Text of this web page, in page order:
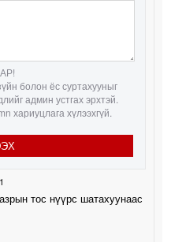
болон ёс суртахууныг
админ устгах эрхтэй.
хариуцлага хүлээхгүй.
тос нүүрс шатахуунаас